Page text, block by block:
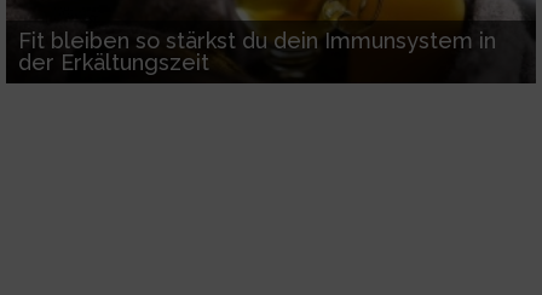
Fit bleiben so stärkst du dein Immunsystem in
der Erkältungszeit
Werbung